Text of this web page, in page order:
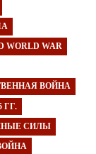
WORLD WAR
ВОЙНА
ГГ.
СИЛЫ